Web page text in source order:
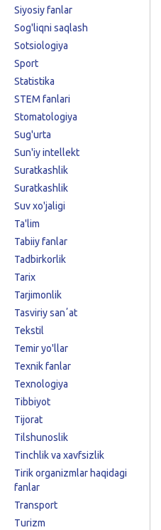
Siyosiy fanlar
Sog'liqni saqlash
Sotsiologiya
Sport
Statistika
STEM fanlari
Stomatologiya
Sug'urta
Sun'iy intellekt
Suratkashlik
Suratkashlik
Suv xo'jaligi
Ta'lim
Tabiiy fanlar
Tadbirkorlik
Tarix
Tarjimonlik
Tasviriy sanʼat
Tekstil
Temir yo'llar
Texnik fanlar
Texnologiya
Tibbiyot
Tijorat
Tilshunoslik
Tinchlik va xavfsizlik
Tirik organizmlar haqidagi
fanlar
Transport
Turizm